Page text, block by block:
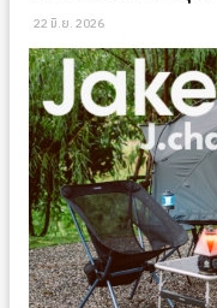
22 มิ.ย. 2026